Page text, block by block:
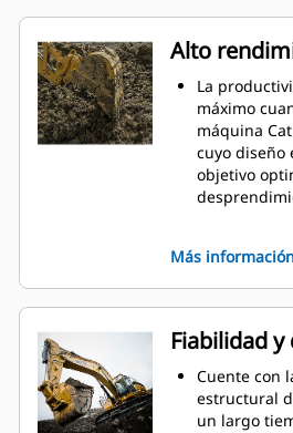
Alto
La
máximo
máquina
cuyo diseño
objetivo
radio
hacia el
del talón
parte
arrastre, lo
de
El consumo
alcanza el
Más información
Fiabilidad
Cuente con
estructural
un largo